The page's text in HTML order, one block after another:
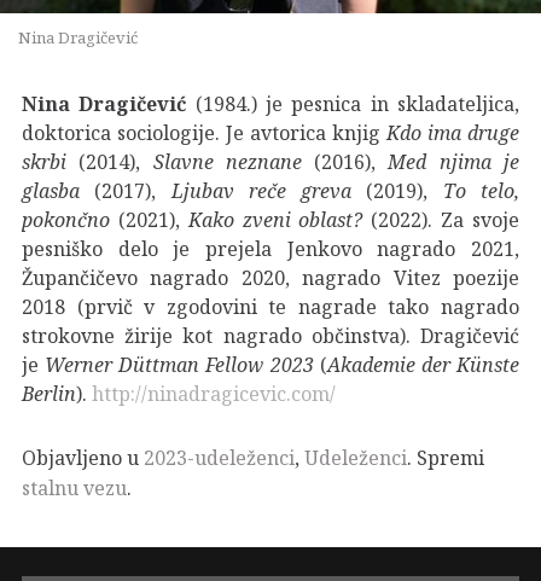
Nina Dragičević
Nina Dragičević (1984.) je pesnica in skladateljica,
doktorica sociologije. Je avtorica knjigKdo ima druge
skrbi (2014), Slavne neznane (2016),Med njima je
glasba (2017),Ljubav reče greva (2019), To telo,
pokončno (2021),Kako zveni oblast?(2022). Za svoje
pesniško delo je prejela Jenkovo nagrado 2021,
Župančičevo nagrado 2020, nagrado Vitez poezije
2018 (prvič v zgodovini te nagrade tako nagrado
strokovne žirije kot nagrado občinstva). Dragičević
je Werner Düttman Fellow 2023(Akademie der Künste
Berlin). http://ninadragicevic.com/
Objavljeno u 2023-udeleženci, Udeleženci. Spremi
stalnu vezu.